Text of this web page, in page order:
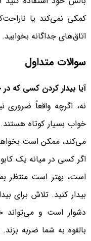
کمکی نمی‌کند یا
اتاق‌های جداگانه بخوابید.
سوالات متداول
آیا بیدار کردن کسی
نه، اگرچه واقعاً
خواب بسیار کوتاه
می‌کند، ممکن است
اگر کسی در میانه یک
است، بهتر است منتظر
بیدار کنید. تلاش برای
دشوار است و می‌تواند
بالقوه به شما ضربه